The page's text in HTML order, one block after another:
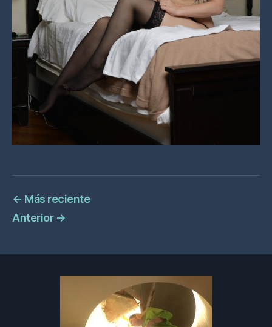
← Más reciente
Anterior →